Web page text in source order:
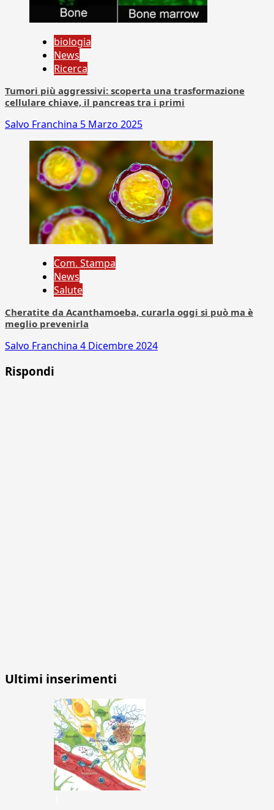
biologia
News
Ricerca
Tumori più aggressivi: scoperta una trasformazione
cellulare chiave, il pancreas tra i primi
Salvo Franchina 5 Marzo 2025
Com. Stampa
News
Salute
Cheratite da Acanthamoeba, curarla oggi si può ma è
meglio prevenirla
Salvo Franchina 4 Dicembre 2024
Rispondi
Ultimi inserimenti